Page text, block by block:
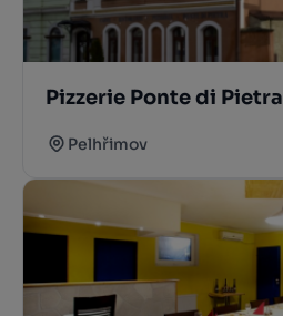
Pizzerie Ponte di Pietra
Pelhřimov